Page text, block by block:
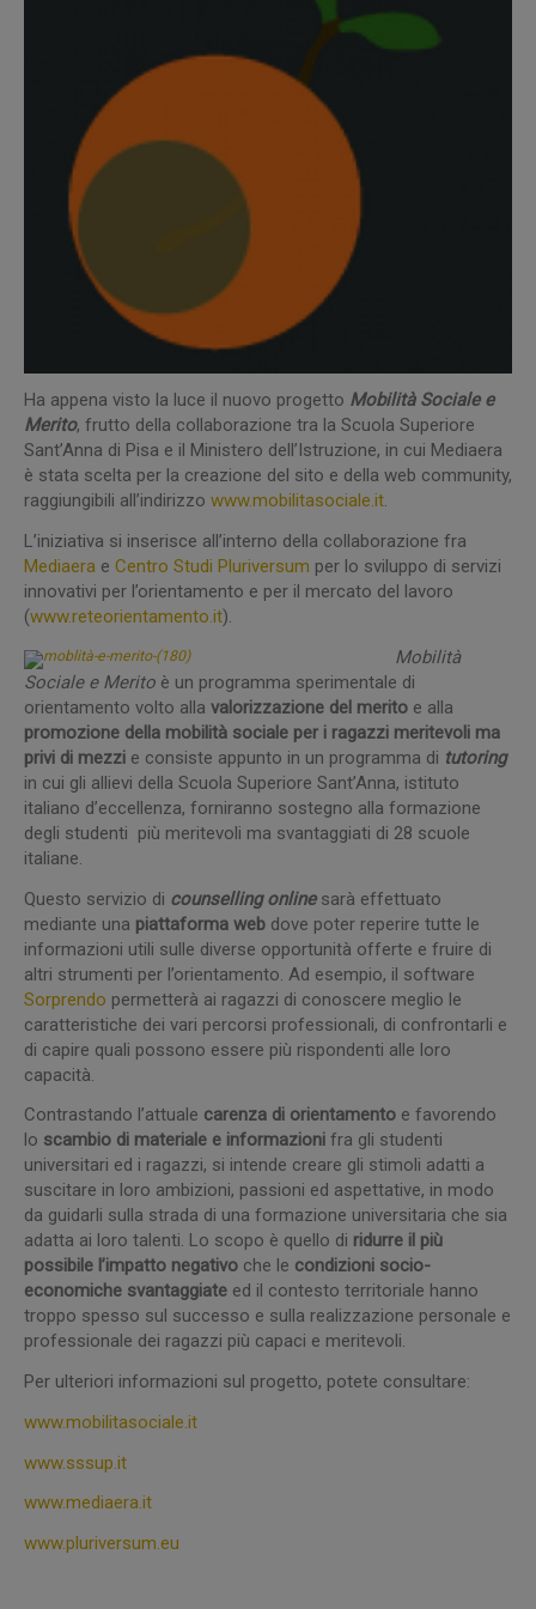
Ha appena visto la luce il nuovo progetto Mobilità Sociale e
Merito, frutto della collaborazione tra la Scuola Superiore
Sant’Anna di Pisa e il Ministero dell’Istruzione, in cui Mediaera
è stata scelta per la creazione del sito e della web community,
raggiungibili all’indirizzo www.mobilitasociale.it.
L’iniziativa si inserisce all’interno della collaborazione fra
Mediaera e Centro Studi Pluriversum per lo sviluppo di servizi
innovativi per l’orientamento e per il mercato del lavoro
(www.reteorientamento.it).
Mobilità
Sociale e Merito è un programma sperimentale di
orientamento volto alla valorizzazione del merito e alla
promozione della mobilità sociale per i ragazzi meritevoli ma
privi di mezzi e consiste appunto in un programma di tutoring
in cui gli allievi della Scuola Superiore Sant’Anna, istituto
italiano d’eccellenza, forniranno sostegno alla formazione
degli studenti più meritevoli ma svantaggiati di 28 scuole
italiane.
Questo servizio di counselling onlinesarà effettuato
mediante una piattaforma web dove poter reperire tutte le
informazioni utili sulle diverse opportunità offerte e fruire di
altri strumenti per l’orientamento. Ad esempio, il software
Sorprendo permetterà ai ragazzi di conoscere meglio le
caratteristiche dei vari percorsi professionali, di confrontarli e
di capire quali possono essere più rispondenti alle loro
capacità.
Contrastando l’attuale carenza di orientamento e favorendo
lo scambio di materiale e informazioni fra gli studenti
universitari ed i ragazzi, si intende creare gli stimoli adatti a
suscitare in loro ambizioni, passioni ed aspettative, in modo
da guidarli sulla strada di una formazione universitaria che sia
adatta ai loro talenti. Lo scopo è quello di ridurre il più
possibile l’impatto negativo che le condizioni socio-
economiche svantaggiate ed il contesto territoriale hanno
troppo spesso sul successo e sulla realizzazione personale e
professionale dei ragazzi più capaci e meritevoli.
Per ulteriori informazioni sul progetto, potete consultare:
www.mobilitasociale.it
www.sssup.it
www.mediaera.it
www.pluriversum.eu